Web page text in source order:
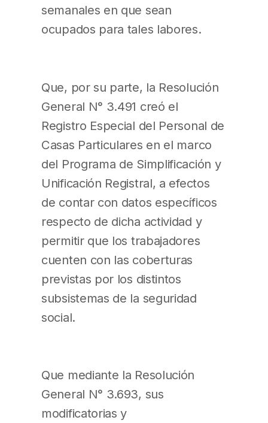
semanales en que sean
ocupados para tales labores.
Que, por su parte, la Resolución
General N° 3.491 creó el
Registro Especial del Personal de
Casas Particulares en el marco
del Programa de Simplificación y
Unificación Registral, a efectos
de contar con datos específicos
respecto de dicha actividad y
permitir que los trabajadores
cuenten con las coberturas
previstas por los distintos
subsistemas de la seguridad
social.
Que mediante la Resolución
General N° 3.693, sus
modificatorias y